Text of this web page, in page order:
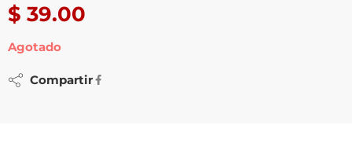
$ 39.00
Agotado
Compartir